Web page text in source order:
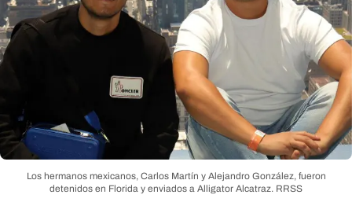
Los hermanos mexicanos, Carlos Martín y Alejandro González, fueron
detenidos en Florida y enviados a Alligator Alcatraz. RRSS